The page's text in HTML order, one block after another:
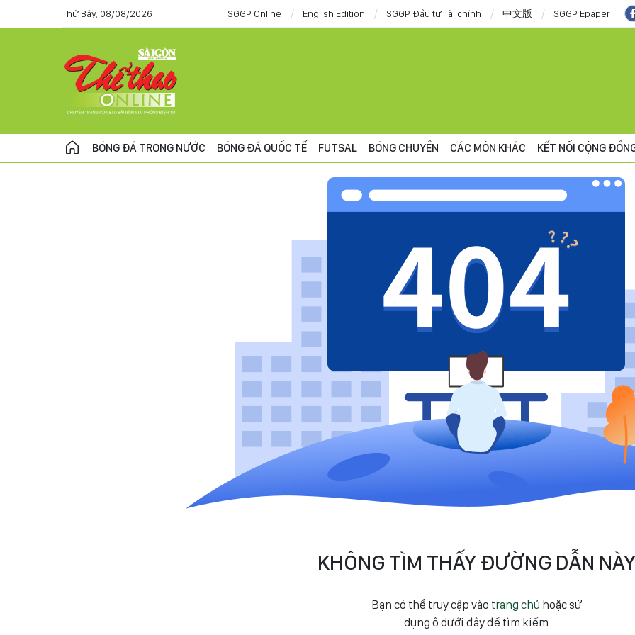
Thứ Bảy, 08/08/2026 SGGP Online English Edition SGGP Đầu tư Tài chính 中文版 SGGP Epaper
BÓNG ĐÁ TRONG NƯỚC BÓNG ĐÁ QUỐC TẾ FUTSAL BÓNG CHUYỀN CÁC MÔN KHÁC KẾT NỐI CỘNG
KHÔNG TÌM THẤY ĐƯỜNG DẪN NÀY
Bạn có thể truy cập vào trang chủ hoặc sử
dụng ô dưới đây để tìm kiếm